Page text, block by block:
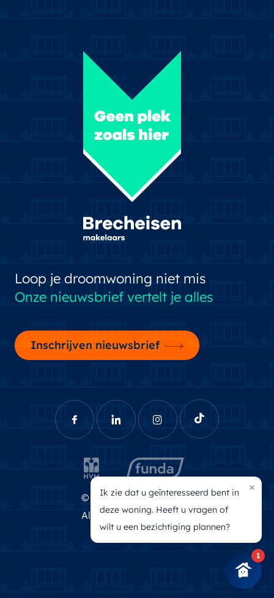
Loop je droomwoning niet mis
Onze nieuwsbrief vertelt je alles
Inschrijven nieuwsbrief
© Brecheisen Makelaars
Algemene voorwaarden
Privacyverklaring
1
×
Ik zie dat u geïnteresseerd bent in
deze woning. Heeft u vragen of
wilt u een bezichtiging plannen?